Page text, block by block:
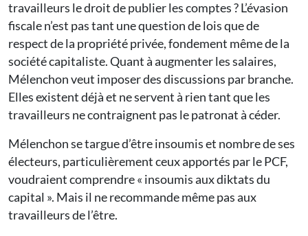
travailleurs le droit de publier les comptes ? L’évasion
fiscale n’est pas tant une question de lois que de
respect de la propriété privée, fondement même de la
société capitaliste. Quant à augmenter les salaires,
Mélenchon veut imposer des discussions par branche.
Elles existent déjà et ne servent à rien tant que les
travailleurs ne contraignent pas le patronat à céder.
Mélenchon se targue d’être insoumis et nombre de ses
électeurs, particulièrement ceux apportés par le PCF,
voudraient comprendre « insoumis aux diktats du
capital ». Mais il ne recommande même pas aux
travailleurs de l’être.